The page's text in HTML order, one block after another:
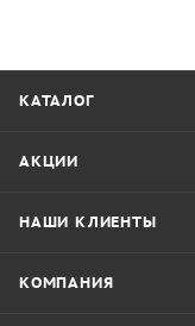
КАТАЛОГ
АКЦИИ
НАШИ КЛИЕНТЫ
КОМПАНИЯ